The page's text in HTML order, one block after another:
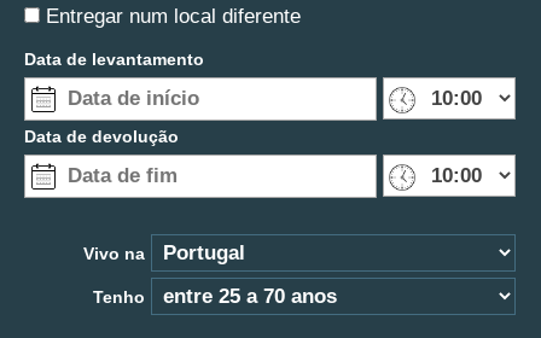
Entregar num local diferente
Data de levantamento
Data de devolução
Vivo na
Tenho